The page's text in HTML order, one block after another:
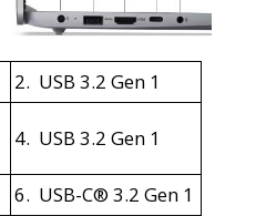
2. USB 3.2 Gen 1
4. USB 3.2 Gen 1
6. USB-C® 3.2 Gen 1